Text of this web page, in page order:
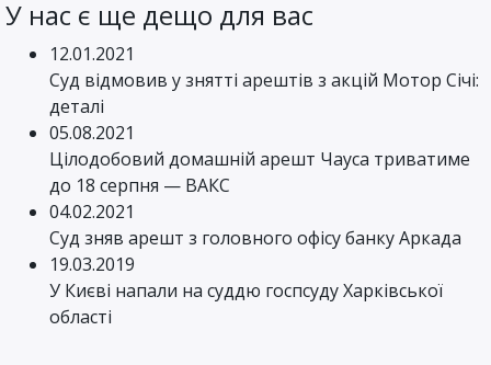
У нас є ще дещо для вас
12.01.2021
Суд відмовив у знятті арештів з акцій Мотор Січі:
деталі
05.08.2021
Цілодобовий домашній арешт Чауса триватиме
до 18 серпня — ВАКС
04.02.2021
Суд зняв арешт з головного офісу банку Аркада
19.03.2019
У Києві напали на суддю госпсуду Харківської
області